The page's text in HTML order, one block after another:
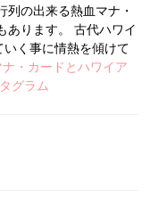
列の出来る熱血マナ・
あります。 古代ハワイ
く事に情熱を傾けて
ナ・カードとハワイア
グラム